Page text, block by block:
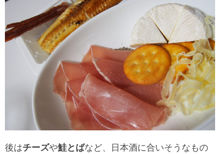
後はチーズや鮭とばなど、日本酒に合いそうなもの